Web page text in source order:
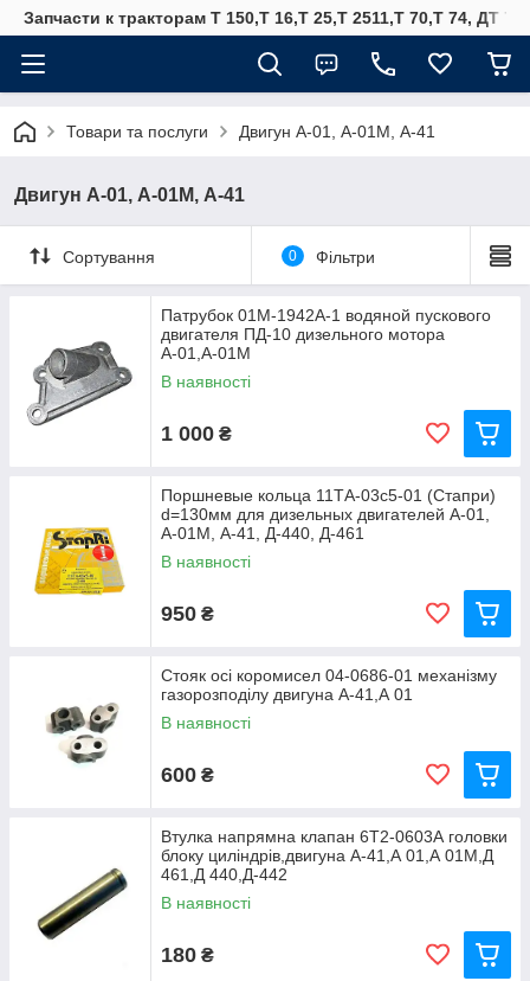
Запчасти к тракторам Т 150,Т 16,Т 25,Т 2511,Т 70,Т 74, ДТ
Товари та послуги Двигун А-01, А-01М, А-41
Двигун А-01, А-01М, А-41
Сортування 0 Фільтри
Патрубок 01М-1942А-1 водяной пускового
двигателя ПД-10 дизельного мотора
А-01,А-01М
В наявності
1 000 ₴
Поршневые кольца 11ТА-03с5-01 (Стапри)
d=130мм для дизельных двигателей А-01,
А-01М, А-41, Д-440, Д-461
В наявності
950 ₴
Стояк осі коромисел 04-0686-01 механізму
газорозподілу двигуна А-41,А 01
В наявності
600 ₴
Втулка напрямна клапан 6Т2-0603А головки
блоку циліндрів,двигуна А-41,А 01,А 01М,Д
461,Д 440,Д-442
В наявності
180 ₴